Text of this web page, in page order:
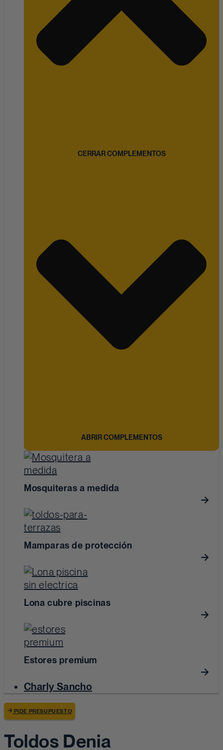
CERRAR COMPLEMENTOS
ABRIR COMPLEMENTOS
Mosquiteras a medida
Mamparas de protección
Lona cubre piscinas
Estores premium
Charly Sancho
PIDE PRESUPUESTO
Toldos Denia